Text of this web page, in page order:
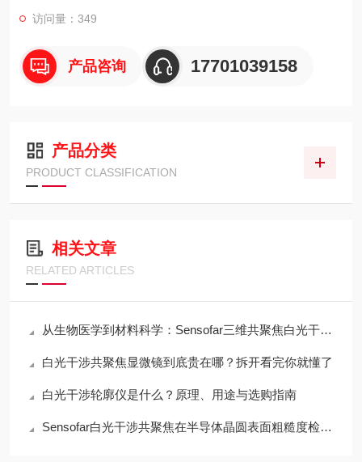
访问量：349
产品咨询 17701039158
产品分类
PRODUCT CLASSIFICATION
相关文章
RELATED ARTICLES
从生物医学到材料科学：Sensofar三维共聚焦白光干涉仪的跨领域应用传奇
白光干涉共聚焦显微镜到底贵在哪？拆开看完你就懂了
白光干涉轮廓仪是什么？原理、用途与选购指南
Sensofar白光干涉共聚焦在半导体晶圆表面粗糙度检测中的应用与行业标准对标